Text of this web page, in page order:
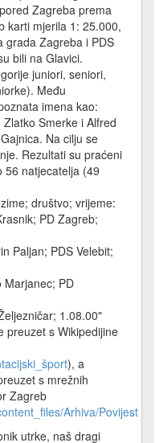
Zagreba prema
karti mjerila 1: 25.000,
grada Zagreba i PDS
bili na Glavici.
juniori, seniori,
Među
imena kao:
Smerke i Alfred
Na cilju se
Rezultati su praćeni
56 natjecatelja (49
društvo; vrijeme:
PD Zagreb;
Paljan; PDS Velebit;
PD
1.08.00"
preuzet s Wikipedijine
), a
s mrežnih
Zagreb
Arhiva/
utrke, naš dragi